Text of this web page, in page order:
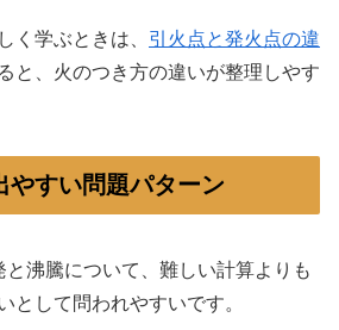
く学ぶときは、 引火点と発火点の違
と、火のつき方の違いが整理しやす
やすい問題パターン
沸騰について、難しい計算よりも
として問われやすいです。